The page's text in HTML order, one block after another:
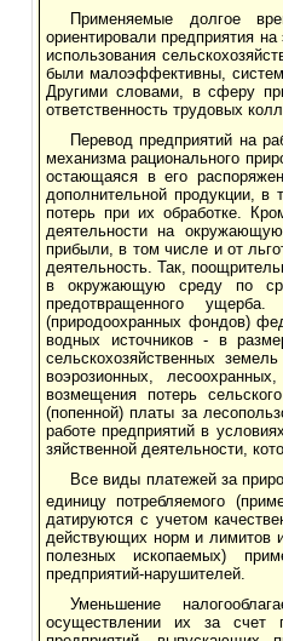
Применяемые долгое
ориентировали предприя­тия
использования
были малоэффективны,
Другими словами, в сферу
ответственность трудовых
Перевод предприятий на
механизма ра­ционального
остающаяся в его
дополнительной продукции, в
потерь при их обработке.
деятельности на
прибыли, в том числе и от
деятельность. Так,
в окружающую среду по
предотвращенного
(природоохранных фондов)
водных источников - в
сельскохозяйственных
воэрозионных,
возмещения потерь
(попенной) платы за
работе предприятий в
зяйственной деятельности,
Все виды платежей за
единицу пот­ребляемого
датируются с учетом
действующих норм и лимитов
полезных ископаемых)
предприятий-нарушителей.
Уменьшение
осуществлении их за счет